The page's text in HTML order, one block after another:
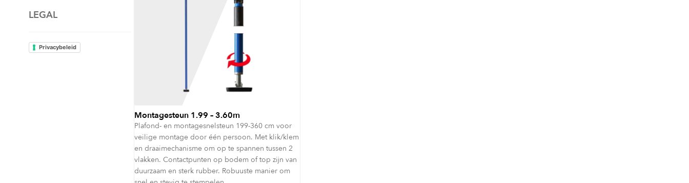
Montagesteun 1.99 – 3.60m
Plafond- en montagesnelsteun 199-360 cm voor
veilige montage door één persoon. Met klik/klem
en draaimechanisme om op te spannen tussen 2
vlakken. Contactpunten op bodem of top zijn van
duurzaam en sterk rubber. Robuuste manier om
LEGAL
Privacybeleid